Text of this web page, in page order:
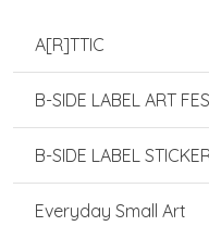
A[R]TTIC
B-SIDE LABEL ART FES
B-SIDE LABEL
Everyday Small Art